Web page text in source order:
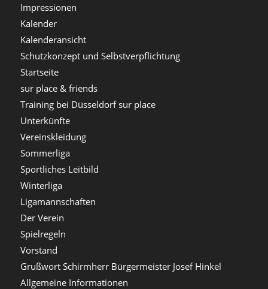
Impressionen
Kalender
Kalenderansicht
Schutzkonzept und Selbstverpflichtung
Startseite
sur place & friends
Training bei Düsseldorf sur place
Unterkünfte
Vereinskleidung
Sommerliga
Sportliches Leitbild
Winterliga
Ligamannschaften
Der Verein
Spielregeln
Vorstand
Grußwort Schirmherr Bürgermeister Josef Hinkel
Allgemeine Informationen